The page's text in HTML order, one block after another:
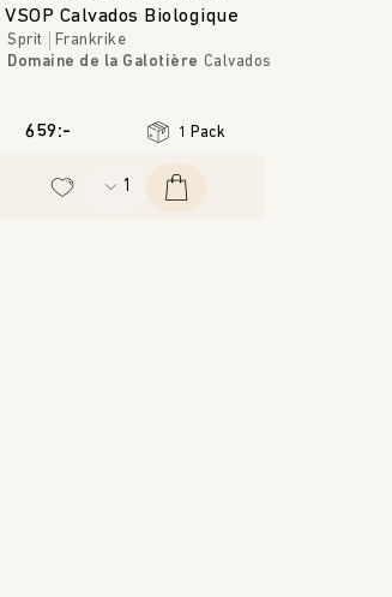
VSOP Calvados Biologique
Sprit
Frankrike
Domaine de la Galotière Calvados
659:- 1 Pack